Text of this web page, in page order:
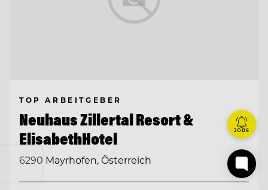
TOP ARBEITGEBER
Neuhaus Zillertal Resort &
ElisabethHotel
6290 Mayrhofen, Österreich
JOBS